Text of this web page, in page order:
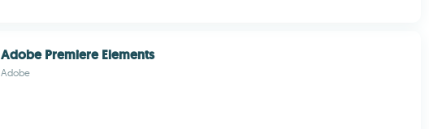
Adobe Premiere Elements
Adobe